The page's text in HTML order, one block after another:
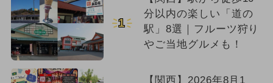
1
分以内の楽しい「道の
駅」8選｜フルーツ狩り
やご当地グルメも！
【関西】2026年8月1